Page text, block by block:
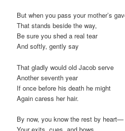
But when you pass your mother’s
That stands beside the way,
Be sure you shed a real tear
And softly, gently say
That gladly would old Jacob serve
Another seventh year
If once before his death he might
Again caress her hair.
By now, you know the rest by heart—
Your exits, cues, and bows.